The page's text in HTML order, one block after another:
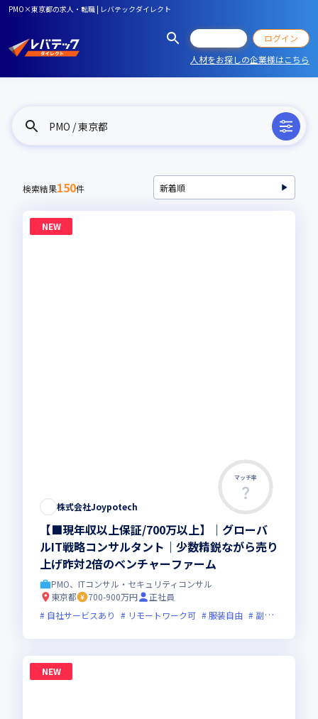
PMO×東京都の求人・転職 | レバテックダイレクト
ログイン
人材をお探しの企業様はこちら
PMO / 東京都
検索結果150件
NEW
マッチ率
株式会社Joypotech
【■現年収以上保証/700万以上】｜グローバ
ルIT戦略コンサルタント｜少数精鋭ながら売り
上げ昨対2倍のベンチャーファーム
PMO、ITコンサル・セキュリティコンサル
東京都
700-900万円
正社員
自社サービスあり
リモートワーク可 服装自由 副業可
NEW